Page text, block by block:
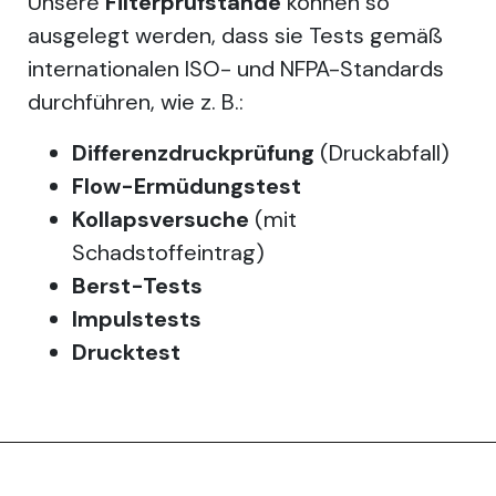
ausgelegt werden, dass sie Tests gemäß
internationalen ISO- und NFPA-Standards
durchführen, wie z. B.:
Differenzdruckprüfung (Druckabfall)
Flow-Ermüdungstest
Kollapsversuche (mit
Schadstoffeintrag)
Berst-Tests
Impulstests
Drucktest